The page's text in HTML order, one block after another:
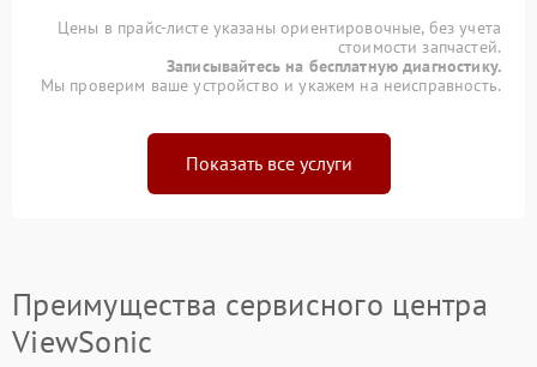
Цены в прайс-листе указаны ориентировочные, без учета
стоимости запчастей.
Записывайтесь на бесплатную диагностику.
Мы проверим ваше устройство и укажем на неисправность.
Показать все услуги
Преимущества сервисного центра
ViewSonic